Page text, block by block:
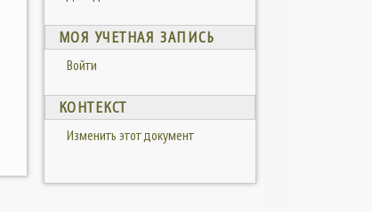
МОЯ УЧЕТНАЯ ЗАПИСЬ
Войти
КОНТЕКСТ
Изменить этот документ